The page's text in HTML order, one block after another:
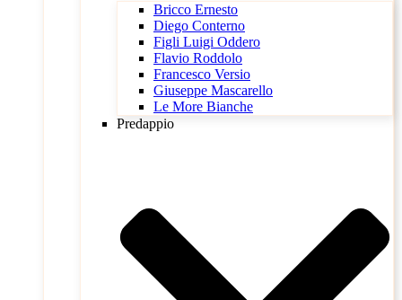
Bricco Ernesto
Diego Conterno
Figli Luigi Oddero
Flavio Roddolo
Francesco Versio
Giuseppe Mascarello
Le More Bianche
Predappio